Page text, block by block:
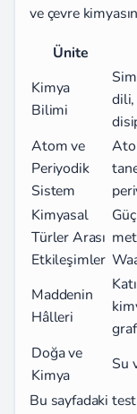
ve çevre
Ünite
Kimya
Bilimi
dili,
Atom ve
Periyodik
Sistem
Kimyasal
Türler Arası
Etkileşimler
Maddenin
Hâlleri
Doğa ve
Kimya
Su
Bu sayfadaki